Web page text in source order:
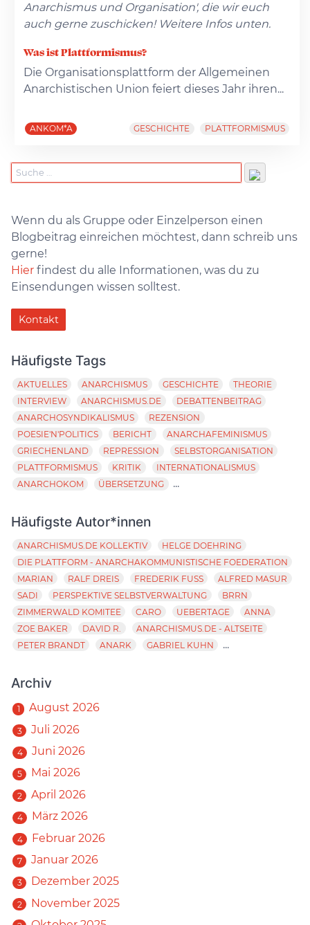
Anarchismus und Organisation', die wir euch
auch gerne zuschicken! Weitere Infos unten.
Was ist Plattformismus?
Die Organisationsplattform der Allgemeinen
Anarchistischen Union feiert dieses Jahr ihren...
ANKOM*A GESCHICHTE PLATTFORMISMUS
Wenn du als Gruppe oder Einzelperson einen
Blogbeitrag einreichen möchtest, dann schreib uns
gerne!
Hier findest du alle Informationen, was du zu
Einsendungen wissen solltest.
Kontakt
Häufigste Tags
AKTUELLES ANARCHISMUS GESCHICHTE
THEORIE
INTERVIEW
ANARCHISMUS.DE
DEBATTENBEITRAG
ANARCHOSYNDIKALISMUS
REZENSION
POESIE'N'POLITICS
BERICHT
ANARCHAFEMINISMUS
GRIECHENLAND
REPRESSION
SELBSTORGANISATION
PLATTFORMISMUS
KRITIK
INTERNATIONALISMUS
ANARCHOKOM
ÜBERSETZUNG ...
Häufigste Autor*innen
ANARCHISMUS.DE KOLLEKTIV
HELGE DOEHRING
DIE PLATTFORM - ANARCHAKOMMUNISTISCHE FOEDERATION
MARIAN
RALF DREIS FREDERIK FUSS
ALFRED MASUR
SADI
PERSPEKTIVE SELBSTVERWALTUNG
BRRN
ZIMMERWALD KOMITEE
CARO UEBERTAGE
ANNA
ZOE BAKER
DAVID R.
ANARCHISMUS.DE - ALTSEITE
PETER BRANDT
ANARK GABRIEL KUHN ...
Archiv
1 August 2026
3 Juli 2026
4 Juni 2026
5 Mai 2026
2 April 2026
4 März 2026
4 Februar 2026
7 Januar 2026
3 Dezember 2025
2 November 2025